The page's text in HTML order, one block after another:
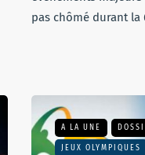
pas chômé durant
A LA UNE
JEUX OLYMPIQUES